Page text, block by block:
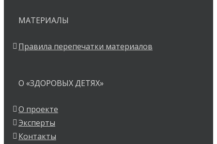
МАТЕРИАЛЫ
Правила перепечатки материалов
О «ЗДОРОВЫХ ДЕТЯХ»
О проекте
Эксперты
Контакты